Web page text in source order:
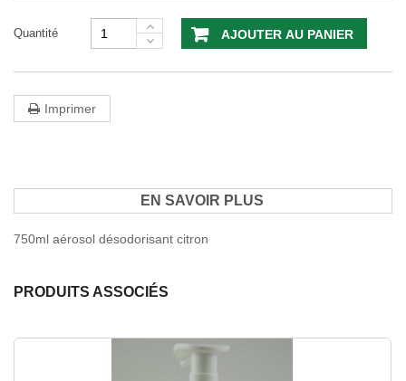
Quantité AJOUTER AU PANIER
Imprimer
EN SAVOIR PLUS
750ml aérosol désodorisant citron
PRODUITS ASSOCIÉS